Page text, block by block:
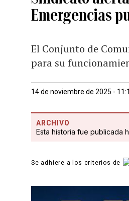
Emergencias
El Conjunto de
para su
14 de noviembre de 2025 -
ARCHIVO
Esta historia fue publicada
Se adhiere a los criterios de